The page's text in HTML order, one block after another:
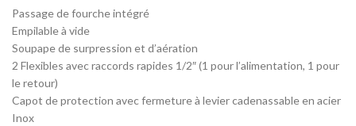
Passage de fourche intégré
Empilable à vide
Soupape de surpression et d’aération
2 Flexibles avec raccords rapides 1/2″ (1 pour l’alimentation, 1 pour
le retour)
Capot de protection avec fermeture à levier cadenassable en acier
Inox